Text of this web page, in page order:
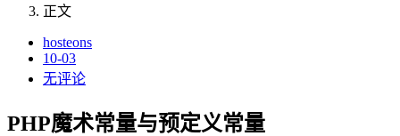
正文
hosteons
10-03
无评论
PHP魔术常量与预定义常量